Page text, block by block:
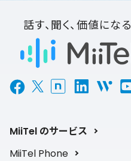
話す、聞く、価値になる
MiiTel のサービス
MiiTel Phone